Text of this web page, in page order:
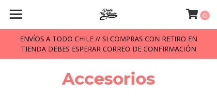
ENVÍOS A TODO CHILE // SI COMPRAS CON RETIRO EN
TIENDA DEBES ESPERAR CORREO DE CONFIRMACIÓN
0
Accesorios